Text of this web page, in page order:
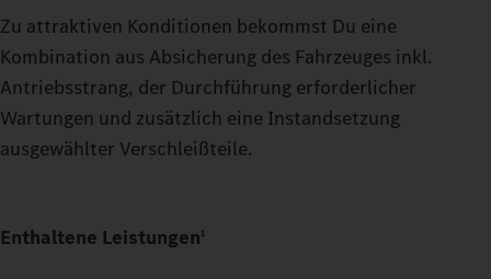
Zu attraktiven Konditionen bekommst Du eine
Kombination aus Absicherung des Fahrzeuges inkl.
Antriebsstrang, der Durchführung erforderlicher
Wartungen und zusätzlich eine Instandsetzung
ausgewählter Verschleißteile.
Enthaltene Leistungen1